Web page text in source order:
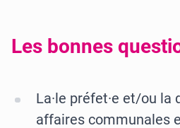
Les bonnes
La·le préfet·e et/ou la
affaires communales